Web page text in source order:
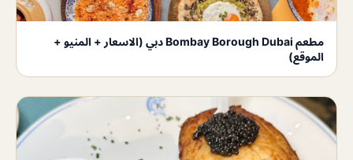
مطعم Bombay Borough Dubai دبي (الاسعار + المنيو +
الموقع)